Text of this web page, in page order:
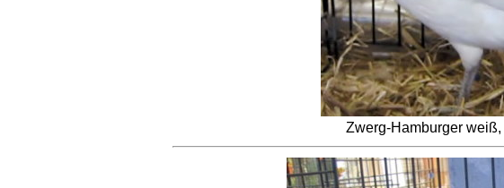
Zwerg-Hamburger weiß,